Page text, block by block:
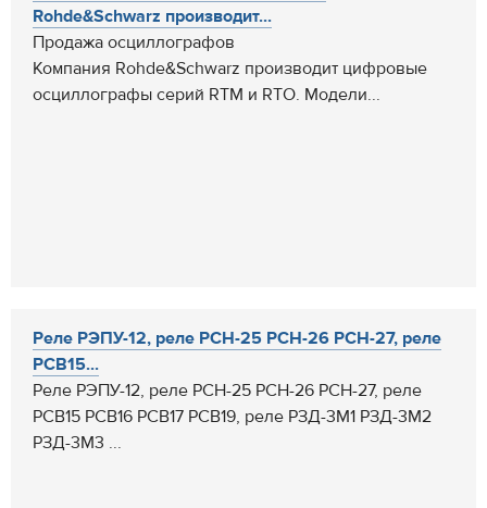
Rohde&Schwarz производит...
Продажа осциллографов
Компания Rohde&Schwarz производит цифровые
осциллографы серий RTM и RTO. Модели...
Реле РЭПУ-12, реле РСН-25 РСН-26 РСН-27, реле
РСВ15...
Реле РЭПУ-12, реле РСН-25 РСН-26 РСН-27, реле
РСВ15 РСВ16 РСВ17 РСВ19, реле РЗД-3М1 РЗД-3М2
РЗД-3М3 ...